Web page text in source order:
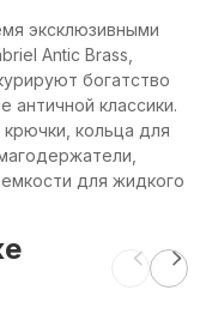
эксклюзивными
Antic Brass,
богатство
античной классики.
кольца для
для жидкого